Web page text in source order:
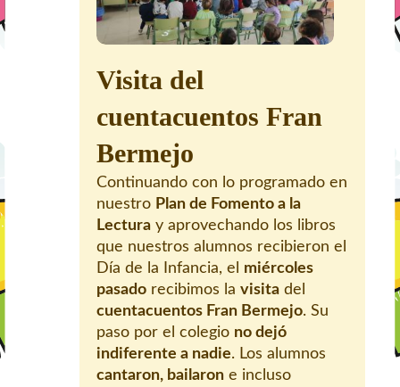
Visita del
cuentacuentos Fran
Bermejo
Continuando con lo programado en
nuestro Plan de Fomento a la
Lectura y aprovechando los libros
que nuestros alumnos recibieron el
Día de la Infancia, el miércoles
pasado recibimos la visita del
cuentacuentos Fran Bermejo. Su
paso por el colegio no dejó
indiferente a nadie. Los alumnos
cantaron, bailaron e incluso